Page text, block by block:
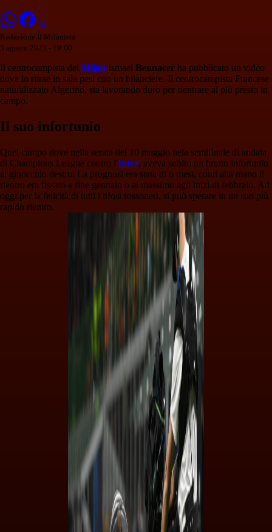
Redazione Il Milanista
5 agosto 2023 - 19:00
Il centrocampista del Milan Ismael Bennacer ha pubblicato un video
dove lo ritrae in sala pesi con un bilanciere. Il centrocampista Francese
naturalizzato Algerino, sta lavorando duro per rientrare al più presto in
campo.
Il suo infortunio
Quel campo dove nella serata del 10 maggio nela semifinale di andata
di Champions League contro l'Inter, aveva subito un brutto infortunio
al ginocchio destro. La prognosi era stata di 6 mesi, conti alla mano il
rientro era fissato a fine gennaio o al massimo agli inizi di febbraio. Ad
oggi per la felicità di tutti i tifosi rossoneri, si può sperare in un suo più
rapido rientro.